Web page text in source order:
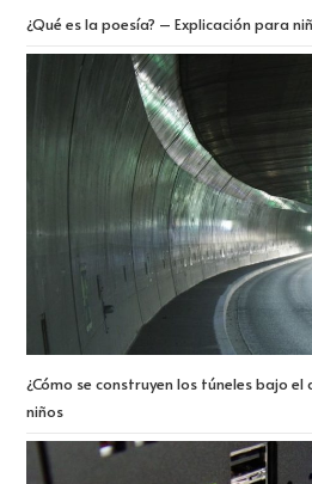
¿Qué es la poesía? – Explicación para
¿Cómo se construyen los túneles bajo el
niños